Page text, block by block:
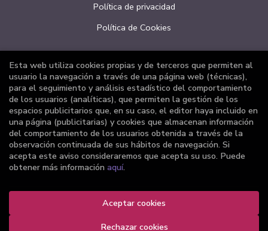
Política de privacidad
Política de Cookies
ATENCIÓN AL CLIENTE
Quiénes somos
Pedidos especiales
Formulario de desistimiento
Librería Joker. Todos los Derechos Reservados |
Esta web utiliza cookies propias y de terceros que permiten al
usuario la navegación a través de una página web (técnicas),
para el seguimiento y análisis estadístico del comportamiento
de los usuarios (analíticas), que permiten la gestión de los
espacios publicitarios que, en su caso, el editor haya incluido en
una página (publicitarias) y cookies que almacenan información
del comportamiento de los usuarios obtenida a través de la
observación continuada de sus hábitos de navegación. Si
acepta este aviso consideraremos que acepta su uso. Puede
obtener más información aquí.
Rechazar cookies
Aceptar cookies